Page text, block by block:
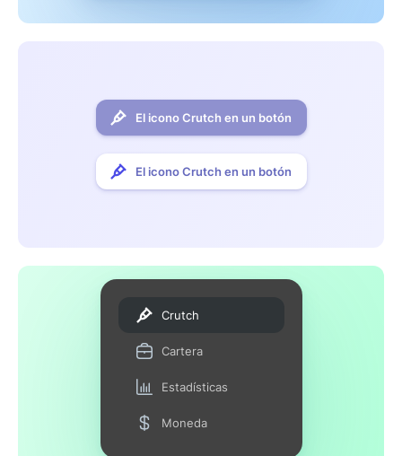
El icono Crutch en un botón
El icono Crutch en un botón
Crutch
Cartera
Estadísticas
Moneda